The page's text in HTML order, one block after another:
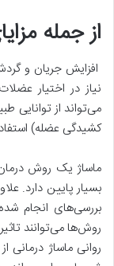
از جمله
افزایش جریان و
نیاز در اختیار
می‌تواند از
کشیدگی عضله)
ماساژ یک روش
بسیار پایین دارد.
بررسی‌های انجام
روش‌ها می‌توانند
روانی ماساژ